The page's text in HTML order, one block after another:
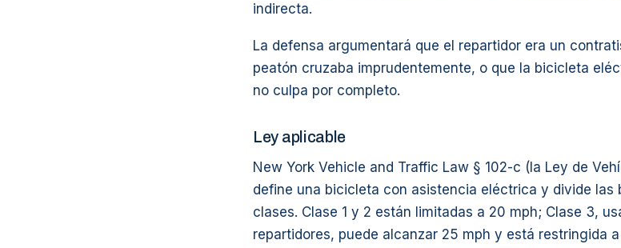
indirecta.
La defensa argumentará que el repartidor era un
peatón cruzaba imprudentemente, o que la bicicleta
no culpa por completo.
Ley aplicable
New York Vehicle and Traffic Law § 102-c (la Ley de
define una bicicleta con asistencia eléctrica y divide las
clases. Clase 1 y 2 están limitadas a 20 mph; Clase 3,
repartidores, puede alcanzar 25 mph y está restringida